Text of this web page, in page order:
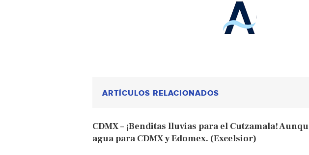
ARTÍCULOS RELACIONADOS
CDMX – ¡Benditas lluvias para el Cutzamala!
agua para CDMX y Edomex. (Excelsior)